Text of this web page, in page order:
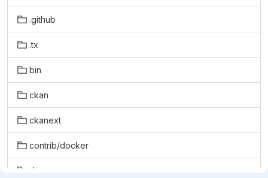
.github
.tx
bin
ckan
ckanext
contrib/docker
doc